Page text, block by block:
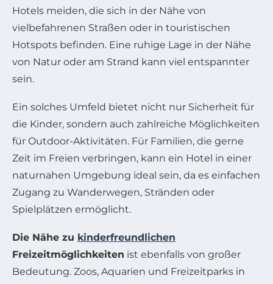
Hotels meiden, die sich in der Nähe von
vielbefahrenen Straßen oder in touristischen
Hotspots befinden. Eine ruhige Lage in der Nähe
von Natur oder am Strand kann viel entspannter
sein.
Ein solches Umfeld bietet nicht nur Sicherheit für
die Kinder, sondern auch zahlreiche Möglichkeiten
für Outdoor-Aktivitäten. Für Familien, die gerne
Zeit im Freien verbringen, kann ein Hotel in einer
naturnahen Umgebung ideal sein, da es einfachen
Zugang zu Wanderwegen, Stränden oder
Spielplätzen ermöglicht.
Die Nähe zu kinderfreundlichen
Freizeitmöglichkeiten ist ebenfalls von großer
Bedeutung. Zoos, Aquarien und Freizeitparks in